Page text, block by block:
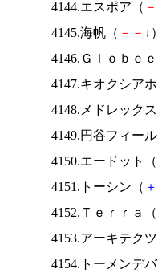
4144.エスポア（ －
4145.海帆（ － － ↓
4146.Ｇｌｏｂｅ
4147.キオクシア
4148.メドレック
4149.円谷フィー
4150.エードット（
4151.トーシン（ ＋
4152.Ｔｅｒｒａ（
4153.アーキテク
4154.トーメンデ